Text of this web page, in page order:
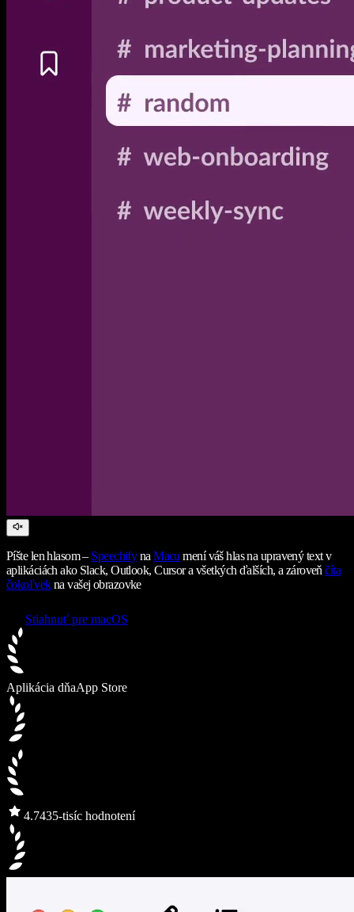
Píšte len hlasom – SpeechifynaMacu mení váš hlas na upravený text v
aplikáciách ako Slack, Outlook, Cursor a všetkých ďalších, a zároveňčíta
čokoľvekna vašej obrazovke
Stiahnuť pre macOS
Aplikácia dňaApp Store
4.7435-tisíc hodnotení